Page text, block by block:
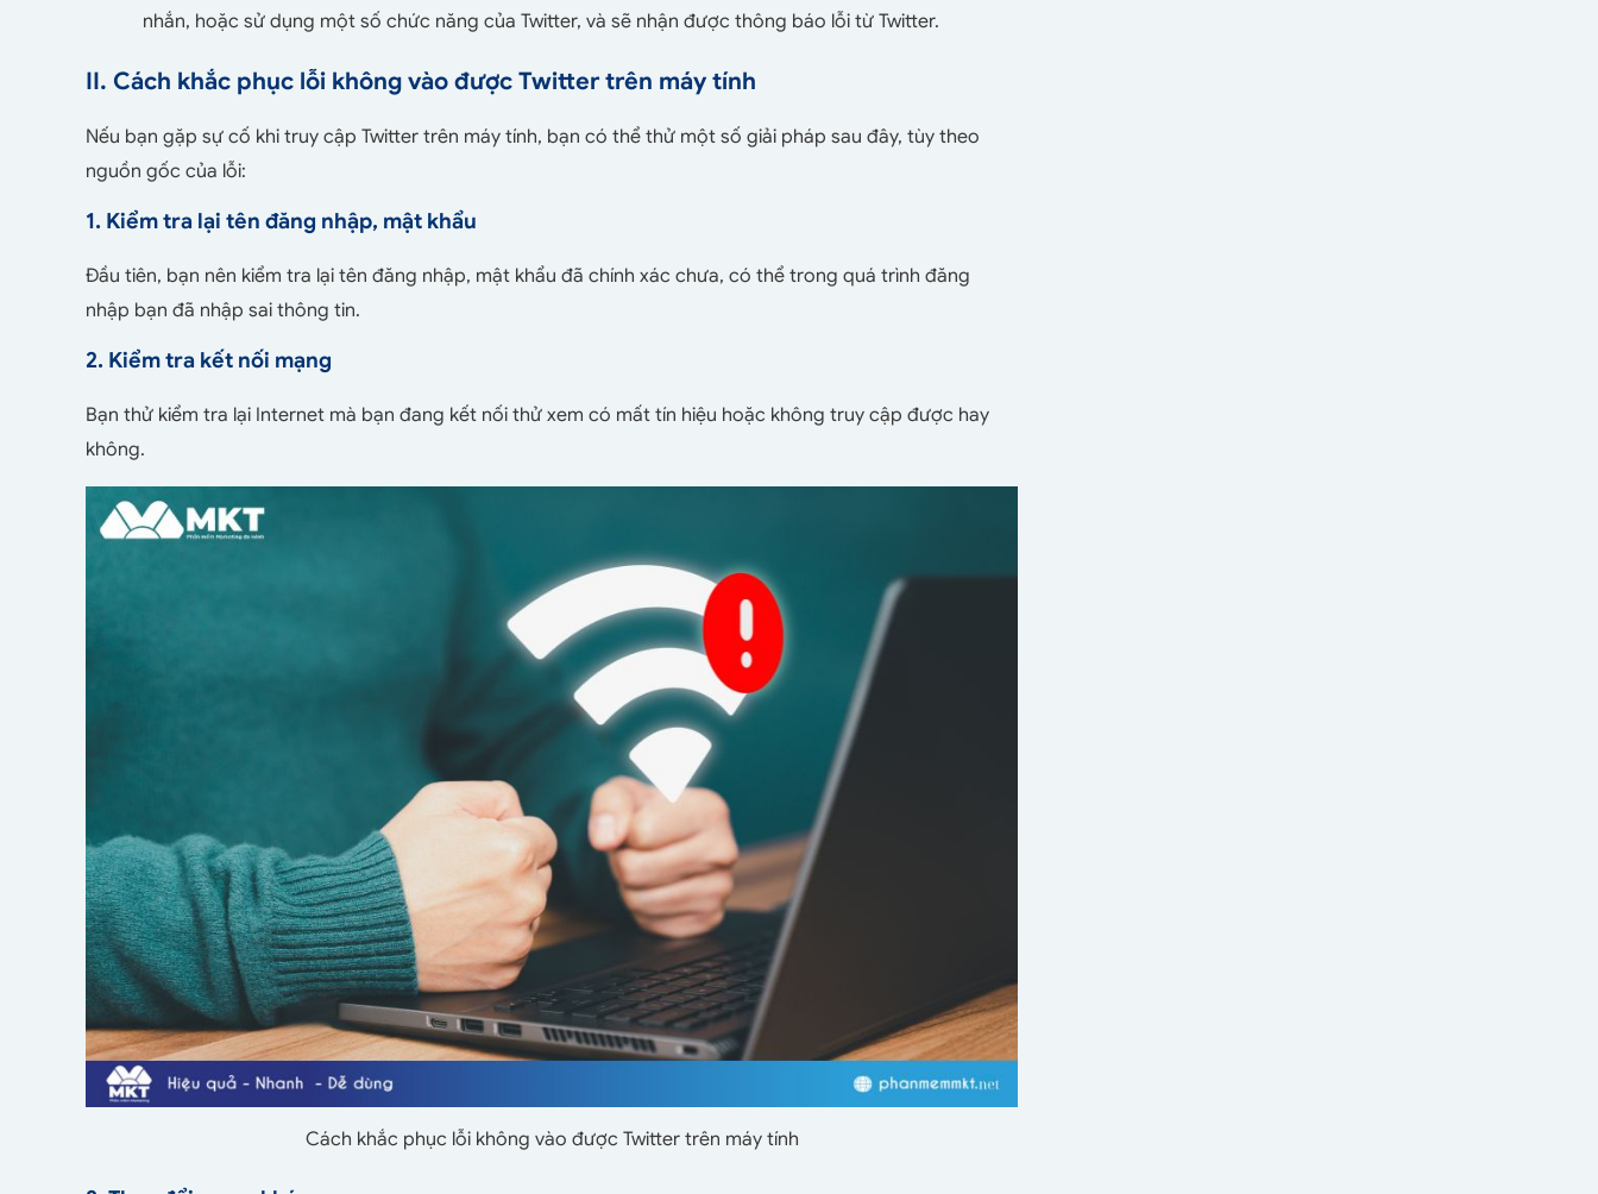
nhắn, hoặc sử dụng một số chức năng của Twitter, và sẽ nhận được thông báo lỗi từ Twitter.
II. Cách khắc phục lỗi không vào được Twitter trên máy tính
Nếu bạn gặp sự cố khi truy cập Twitter trên máy tính, bạn có thể thử một số giải pháp sau đây, tùy theo
nguồn gốc của lỗi:
1. Kiểm tra lại tên đăng nhập, mật khẩu
Đầu tiên, bạn nên kiểm tra lại tên đăng nhập, mật khẩu đã chính xác chưa, có thể trong quá trình đăng
nhập bạn đã nhập sai thông tin.
2. Kiểm tra kết nối mạng
Bạn thử kiểm tra lại Internet mà bạn đang kết nối thử xem có mất tín hiệu hoặc không truy cập được hay
không.
Cách khắc phục lỗi không vào được Twitter trên máy tính